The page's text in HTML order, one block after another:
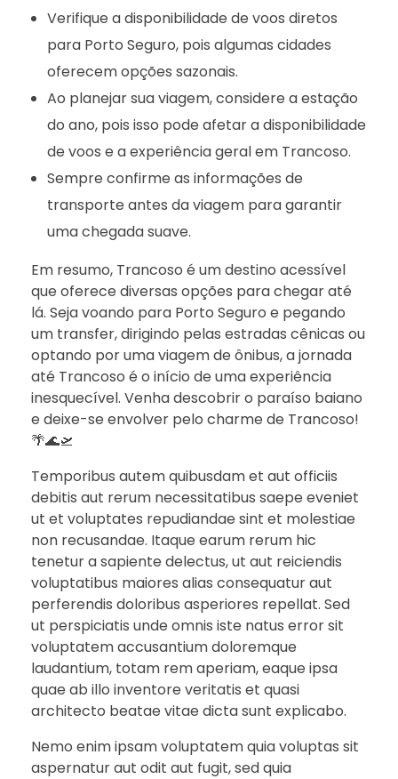
Verifique a disponibilidade de voos diretos
para Porto Seguro, pois algumas cidades
oferecem opções sazonais.
Ao planejar sua viagem, considere a estação
do ano, pois isso pode afetar a disponibilidade
de voos e a experiência geral em Trancoso.
Sempre confirme as informações de
transporte antes da viagem para garantir
uma chegada suave.
Em resumo, Trancoso é um destino acessível
que oferece diversas opções para chegar até
lá. Seja voando para Porto Seguro e pegando
um transfer, dirigindo pelas estradas cênicas ou
optando por uma viagem de ônibus, a jornada
até Trancoso é o início de uma experiência
inesquecível. Venha descobrir o paraíso baiano
e deixe-se envolver pelo charme de Trancoso!
🌴🌊🛫
Temporibus autem quibusdam et aut officiis
debitis aut rerum necessitatibus saepe eveniet
ut et voluptates repudiandae sint et molestiae
non recusandae. Itaque earum rerum hic
tenetur a sapiente delectus, ut aut reiciendis
voluptatibus maiores alias consequatur aut
perferendis doloribus asperiores repellat. Sed
ut perspiciatis unde omnis iste natus error sit
voluptatem accusantium doloremque
laudantium, totam rem aperiam, eaque ipsa
quae ab illo inventore veritatis et quasi
architecto beatae vitae dicta sunt explicabo.
Nemo enim ipsam voluptatem quia voluptas sit
aspernatur aut odit aut fugit, sed quia